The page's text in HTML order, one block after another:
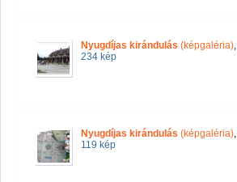
Nyugdíjas kirándulás (képgaléria),
234 kép
Nyugdíjas kirándulás (képgaléria),
119 kép